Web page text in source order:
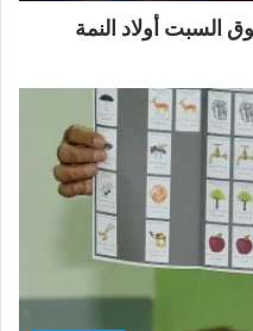
أولاد النمة